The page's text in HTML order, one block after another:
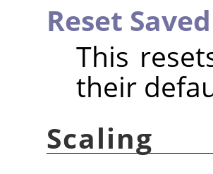
Reset
This
their
Scaling